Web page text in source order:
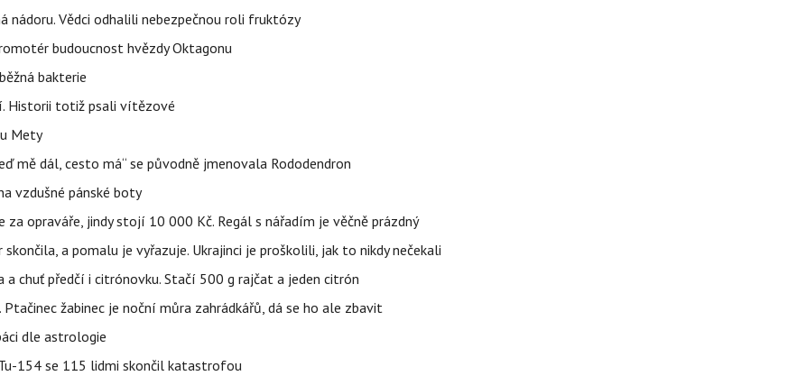
nádoru. Vědci odhalili nebezpečnou roli fruktózy
budoucnost hvězdy Oktagonu
bakterie
Historii totiž psali vítězové
Mety
mě dál, cesto má“ se původně jmenovala Rododendron
vzdušné pánské boty
opraváře, jindy stojí 10 000 Kč. Regál s nářadím je věčně prázdný
a pomalu je vyřazuje. Ukrajinci je proškolili, jak to nikdy nečekali
chuť předčí i citrónovku. Stačí 500 g rajčat a jeden citrón
žabinec je noční můra zahrádkářů, dá se ho ale zbavit
dle astrologie
154 se 115 lidmi skončil katastrofou